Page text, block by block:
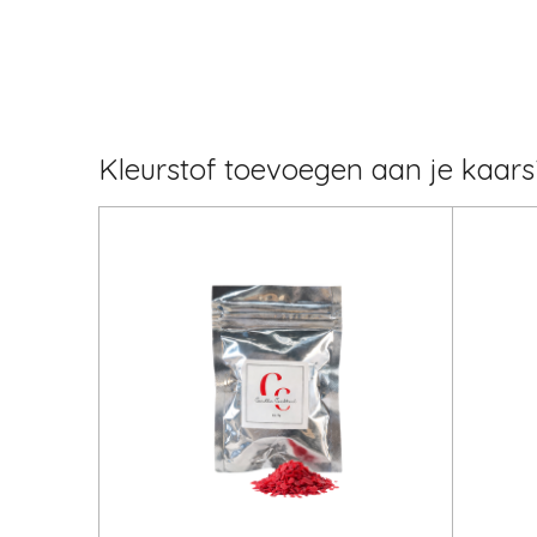
Kleurstof toevoegen aan je